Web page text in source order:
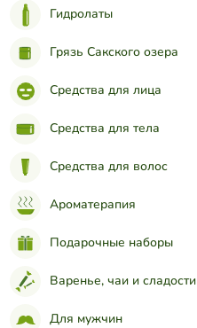
Гидролаты
Грязь Сакского озера
Средства для лица
Средства для тела
Средства для волос
Ароматерапия
Подарочные наборы
Варенье, чаи и сладости
Для мужчин